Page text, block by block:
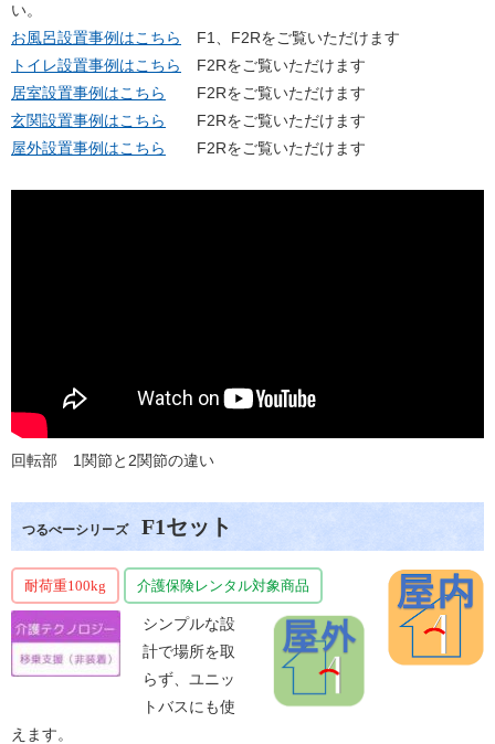
い。
お風呂設置事例はこちら
F1、F2Rをご覧いただけます
トイレ設置事例はこちら
F2Rをご覧いただけます
居室設置事例はこちら
F2Rをご覧いただけます
玄関設置事例はこちら
F2Rをご覧いただけます
屋外設置事例はこちら
F2Rをご覧いただけます
回転部 1関節と2関節の違い
つるべーシリーズ F1セット
耐荷重100kg 介護保険レンタル対象商品
シンプルな設
計で場所を取
らず、ユニッ
トバスにも使
えます。